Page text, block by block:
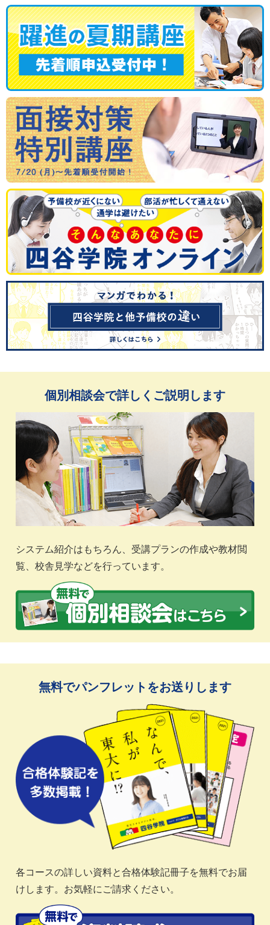
個別相談会で詳しくご説明します
システム紹介はもちろん、受講プランの作成や教材閲
覧、校舎見学などを行っています。
無料でパンフレットをお送りします
各コースの詳しい資料と合格体験記冊子を無料でお届
けします。お気軽にご請求ください。